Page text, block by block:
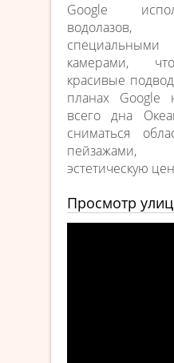
Google
камерами,
красивые
планах Google
всего дна
сниматься
пейзажами,
эстетическую
Просмотр